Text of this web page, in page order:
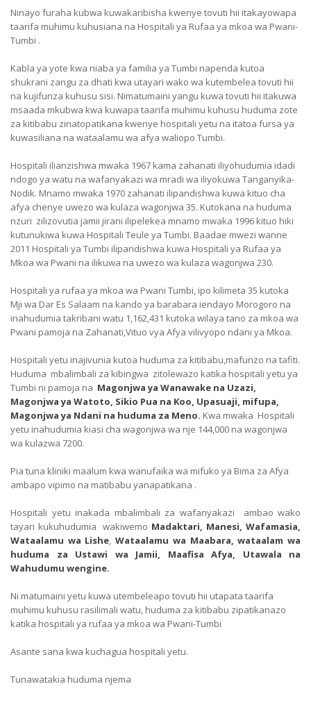
Ninayo furaha kubwa kuwakaribisha kwenye tovuti hii itakayowapa
taarifa muhimu kuhusiana na Hospitali ya Rufaa ya mkoa wa Pwani-
Tumbi .
Kabla ya yote kwa niaba ya familia ya Tumbi napenda kutoa
shukrani zangu za dhati kwa utayari wako wa kutembelea tovuti hii
na kujifunza kuhusu sisi. Nimatumaini yangu kuwa tovuti hii itakuwa
msaada mkubwa kwa kuwapa taarifa muhimu kuhusu huduma zote
za kitibabu zinatopatikana kwenye hospitali yetu na itatoa fursa ya
kuwasiliana na wataalamu wa afya waliopo Tumbi.
Hospitali ilianzishwa mwaka 1967 kama zahanati iliyohudumia idadi
ndogo ya watu na wafanyakazi wa mradi wa iliyokuwa Tanganyika-
Nodik. Mnamo mwaka 1970 zahanati ilipandishwa kuwa kituo cha
afya chenye uwezo wa kulaza wagonjwa 35. Kutokana na huduma
nzuri zilizovutia jamii jirani ilipelekea mnamo mwaka 1996 kituo hiki
kutunukiwa kuwa Hospitali Teule ya Tumbi. Baadae mwezi wanne
2011 Hospitali ya Tumbi ilipandishwa kuwa Hospitali ya Rufaa ya
Mkoa wa Pwani na ilikuwa na uwezo wa kulaza wagonjwa 230.
Hospitali ya rufaa ya mkoa wa Pwani Tumbi, ipo kilimeta 35 kutoka
Mji wa Dar Es Salaam na kando ya barabara iendayo Morogoro na
inahudumia takribani watu 1,162,431 kutoka wilaya tano za mkoa wa
Pwani pamoja na Zahanati,Vituo vya Afya vilivyopo ndani ya Mkoa.
Hospitali yetu inajivunia kutoa huduma za kitibabu,mafunzo na tafiti.
Huduma mbalimbali za kibingwa zitolewazo katika hospitali yetu ya
Tumbi ni pamoja na Magonjwa ya Wanawake na Uzazi,
Magonjwa ya Watoto, Sikio Pua na Koo, Upasuaji, mifupa,
Magonjwa ya Ndani na huduma za Meno. Kwa mwaka Hospitali
yetu inahudumia kiasi cha wagonjwa wa nje 144,000 na wagonjwa
wa kulazwa 7200.
Pia tuna kliniki maalum kwa wanufaika wa mifuko ya Bima za Afya
ambapo vipimo na matibabu yanapatikana .
Hospitali yetu inakada mbalimbali za wafanyakazi ambao wako
tayari kukuhudumia wakiwemo Madaktari, Manesi, Wafamasia,
Wataalamu wa Lishe,Wataalamu wa Maabara, wataalam wa
huduma za Ustawi wa Jamii, Maafisa Afya, Utawala na
Wahudumu wengine.
Ni matumaini yetu kuwa utembeleapo tovuti hii utapata taarifa
muhimu kuhusu rasilimali watu, huduma za kitibabu zipatikanazo
katika hospitali ya rufaa ya mkoa wa Pwani-Tumbi
Asante sana kwa kuchagua hospitali yetu.
Tunawatakia huduma njema